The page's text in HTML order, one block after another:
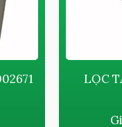
LỌC